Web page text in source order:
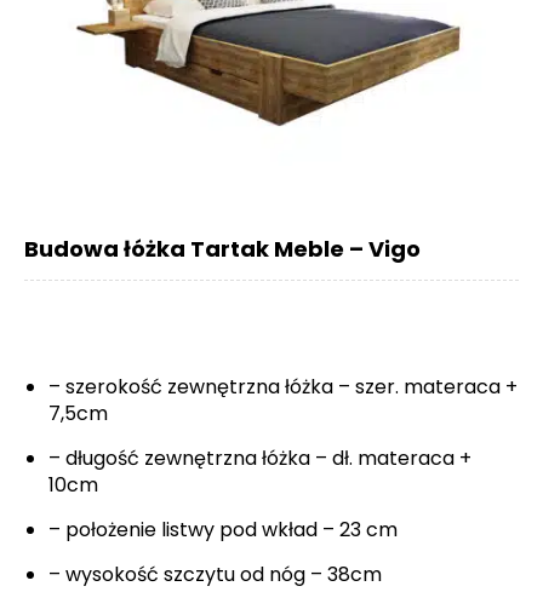
Budowa łóżka Tartak Meble – Vigo
– szerokość zewnętrzna łóżka – szer. materaca +
7,5cm
– długość zewnętrzna łóżka – dł. materaca +
10cm
– położenie listwy pod wkład – 23 cm
– wysokość szczytu od nóg – 38cm